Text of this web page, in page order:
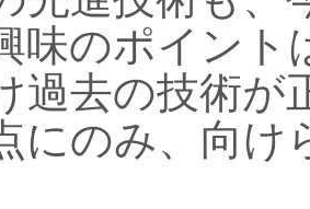
味のポイント
過去の技術が
にのみ、向け